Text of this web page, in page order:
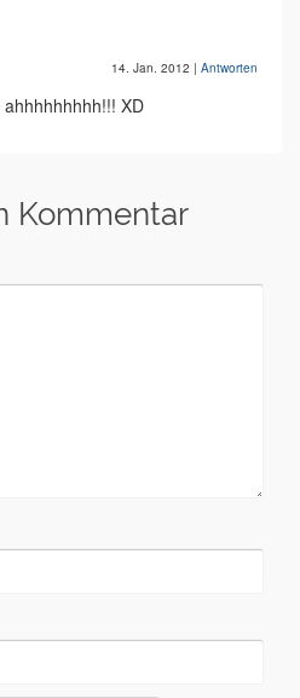
14. Jan. 2012 | Antworten
XD
Kommentar